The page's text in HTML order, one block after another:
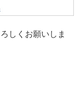
しくお願いしま